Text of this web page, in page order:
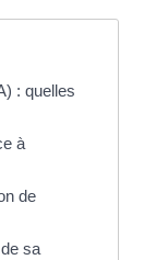
: quelles
à
de
sa